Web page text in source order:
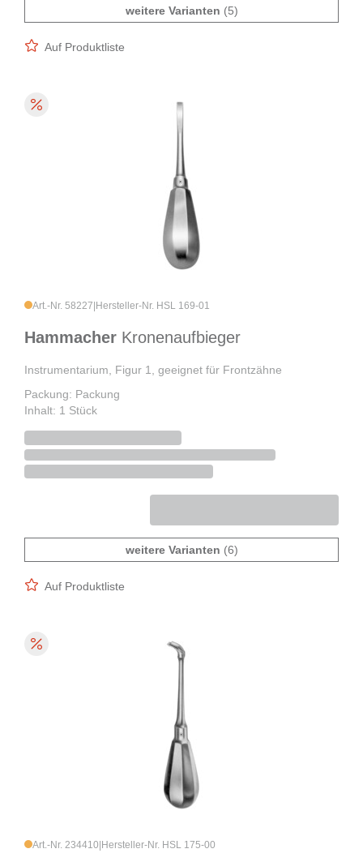
weitere Varianten (5)
Auf Produktliste
Art.-Nr. 58227 Hersteller-Nr. HSL 169-01
Hammacher Kronenaufbieger
Instrumentarium, Figur 1, geeignet für Frontzähne
Packung: Packung
Inhalt: 1 Stück
weitere Varianten (6)
Auf Produktliste
Art.-Nr. 234410 Hersteller-Nr. HSL 175-00